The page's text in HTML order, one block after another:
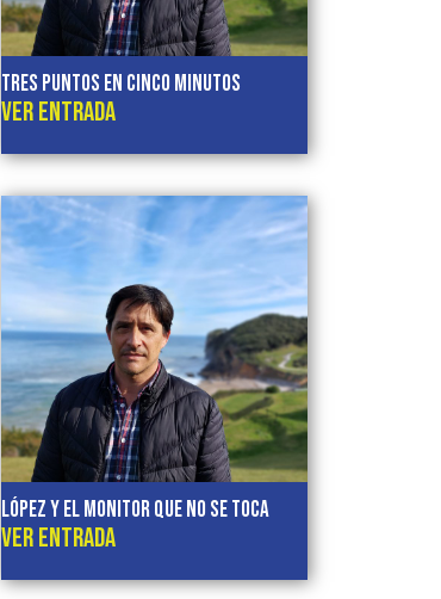
TRES PUNTOS EN CINCO MINUTOS
VER ENTRADA
López y el monitor que no se Toca
VER ENTRADA